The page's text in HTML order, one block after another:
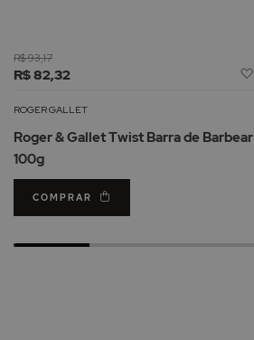
R$ 82,32
R$ 93,17
ROGER GALLET
Roger & Gallet Twist Barra de Barbear
100g
COMPRAR